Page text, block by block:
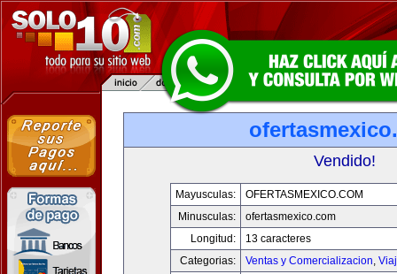
Vendido!
Mayusculas:
OFERTASMEXICO.COM
Minusculas:
ofertasmexico.com
Longitud:
13 caracteres
Categorias:
Ventas y Comercializacion,